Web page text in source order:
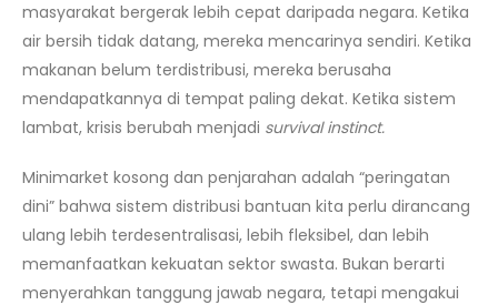
masyarakat bergerak lebih cepat daripada negara. Ketika
air bersih tidak datang, mereka mencarinya sendiri. Ketika
makanan belum terdistribusi, mereka berusaha
mendapatkannya di tempat paling dekat. Ketika sistem
lambat, krisis berubah menjadi survival instinct.
Minimarket kosong dan penjarahan adalah “peringatan
dini” bahwa sistem distribusi bantuan kita perlu dirancang
ulang lebih terdesentralisasi, lebih fleksibel, dan lebih
memanfaatkan kekuatan sektor swasta. Bukan berarti
menyerahkan tanggung jawab negara, tetapi mengakui